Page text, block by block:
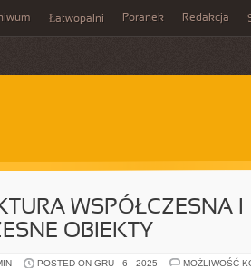
Łatwopalni Poranek Redakcja
WSPÓŁCZESNA I
OBIEKTY
POSTED ON GRU - 6 - 2025
MOŻLIWOŚĆ